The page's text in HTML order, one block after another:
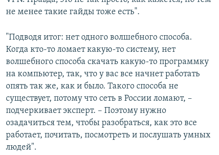
не менее такие гайды тоже есть".
"Подводя итог: нет одного волшебного способа.
Когда кто-то ломает какую-то систему, нет
волшебного способа скачать какую-то программку
на компьютер, так, что у вас все начнет работать
опять так же, как и было. Такого способа не
существует, потому что сеть в России ломают, –
подчеркивает эксперт. – Поэтому нужно
озадачиться тем, чтобы разобраться, как это все
работает, почитать, посмотреть и послушать умных
людей".